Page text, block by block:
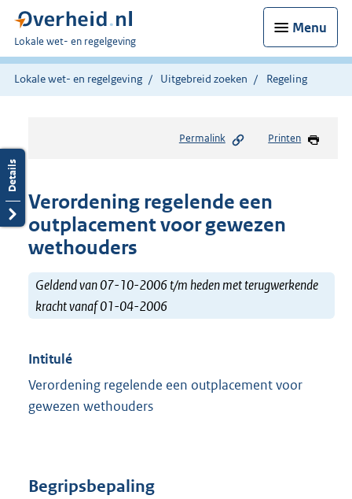
Menu
U
bent
hier:
Lokale wet- en regelgeving
Lokale wet- en regelgeving Uitgebreid zoeken Regeling
Permalink Printen
Verordening regelende een
outplacement voor gewezen
wethouders
Geldend van 07-10-2006 t/m heden met terugwerkende
kracht vanaf 01-04-2006
Intitulé
Verordening regelende een outplacement voor
gewezen wethouders
Begripsbepaling